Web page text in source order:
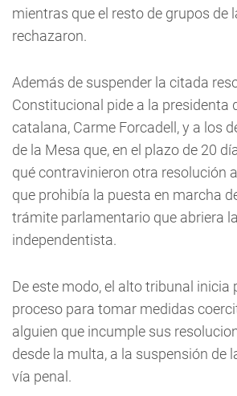
mientras que el resto de grupos de
rechazaron.
Además de suspender la citada
Constitucional pide a la presidenta
catalana, Carme Forcadell, y a los
de la Mesa que, en el plazo de 20
qué contravinieron otra resolución
que prohibía la puesta en marcha
trámite parlamentario que abriera
independentista.
De este modo, el alto tribunal inicia
proceso para tomar medidas
alguien que incumple sus
desde la multa, a la suspensión de
vía penal.